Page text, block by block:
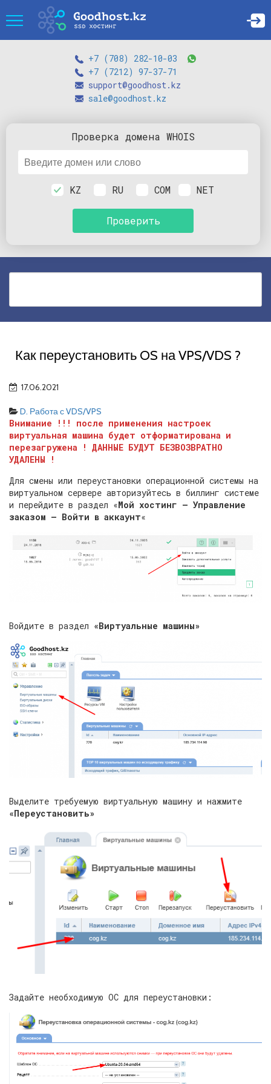
+7 (708) 282-10-03
+7 (7212) 97-37-71
support@goodhost.kz
sale@goodhost.kz
Проверка домена WHOIS
Проверить
KZ RU COM NET
Как переустановить OS на VPS/VDS ?
17.06.2021
D. Работа с VDS/VPS
Внимание !!! после применения настроек
виртуальная машина будет отформатирована и
перезагружена ! ДАННЫЕ БУДУТ БЕЗВОЗВРАТНО
УДАЛЕНЫ !
Для смены или переустановки операционной системы на
виртуальном сервере авторизуйтесь в биллинг системе
и перейдите в раздел «Мой хостинг — Управление
заказом — Войти в аккаунт«
Войдите в раздел «Виртуальные машины»
Выделите требуемую виртуальную машину и нажмите
«Переустановить»
Задайте необходимую ОС для переустановки: